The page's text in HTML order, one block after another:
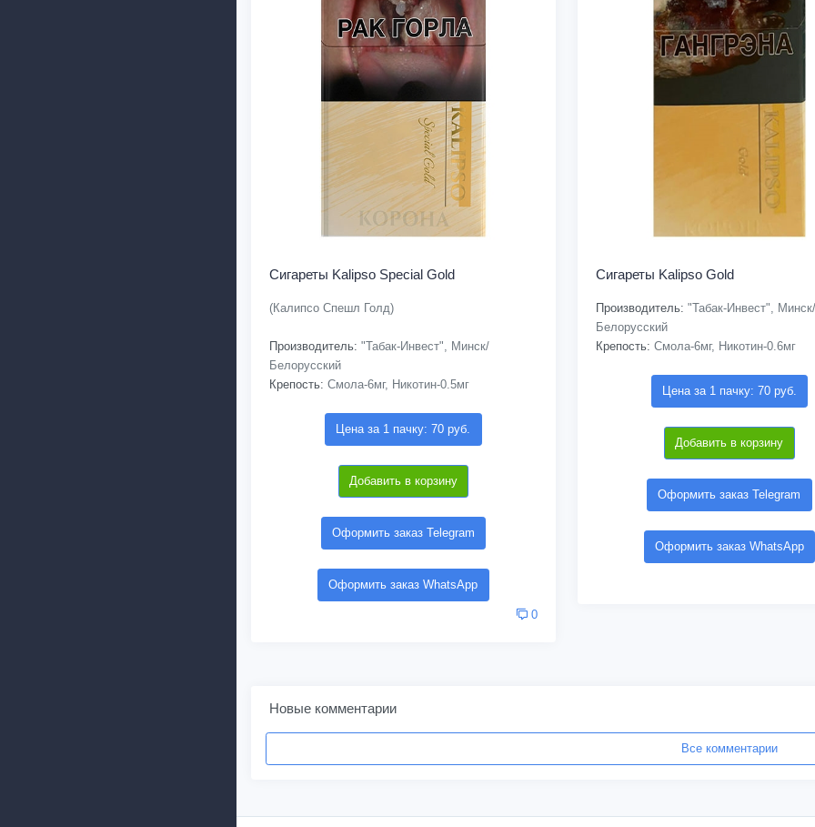
Сигареты Kalipso Special Gold
(Калипсо Спешл Голд)
Производитель: "Табак-Инвест", Минск/
Белорусский
Крепость: Смола-6мг, Никотин-0.5мг
Цена за 1 пачку: 70 руб.
Добавить в корзину
Оформить заказ Telegram
Оформить заказ WhatsApp
0
Сигареты Kalipso Gold
Производитель: "Табак-Инвест", Минск/
Белорусский
Крепость: Смола-6мг, Никотин-0.6мг
Цена за 1 пачку: 70 руб.
Добавить в корзину
Оформить заказ Telegram
Оформить заказ WhatsApp
Новые комментарии
Все комментарии